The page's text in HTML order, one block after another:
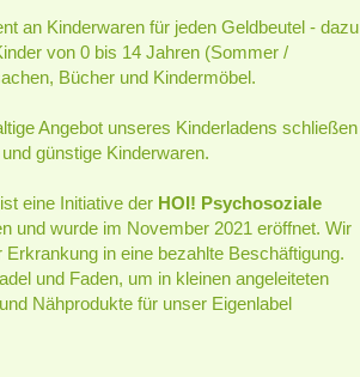
an Kinderwaren für jeden Geldbeutel - dazu
von 0 bis 14 Jahren (Sommer /
Bücher und Kindermöbel.
Angebot unseres Kinderladens schließen
günstige Kinderwaren.
eine Initiative der HOI! Psychosoziale
und wurde im November 2021 eröffnet. Wir
in eine bezahlte Beschäftigung.
und Faden, um in kleinen angeleiteten
Nähprodukte für unser Eigenlabel